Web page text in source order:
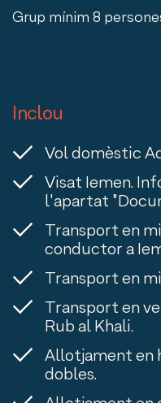
Grup mínim 8
Inclou
Vol domèstic
Visat Iemen.
l'apartat
Transport en
conductor a
Transport en
Transport en
Rub al Khali.
Allotjament en
dobles.